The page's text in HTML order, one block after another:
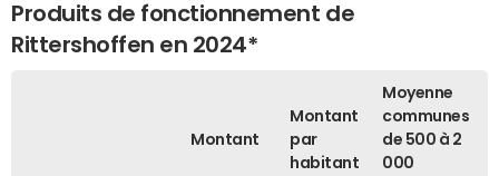
Produits de fonctionnement de
Rittershoffen en 2024*
Montant
Montant
par
habitant
Moyenne
communes
de 500 à 2
000